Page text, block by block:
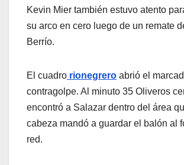
Kevin Mier también estuvo atento
su arco en cero luego de un remate
Berrío.
El cuadro rionegrero abrió el
contragolpe. Al minuto 35 Oliveros
encontró a Salazar dentro del área
cabeza mandó a guardar el balón al
red.